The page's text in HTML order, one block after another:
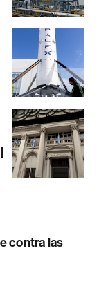
contra las